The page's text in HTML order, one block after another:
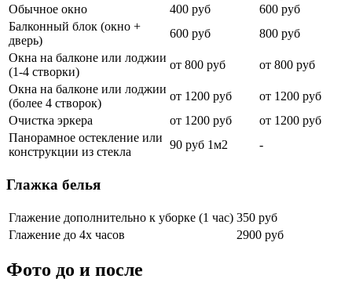
Обычное окно
400 руб
600 руб
Балконный блок (окно +
дверь)
600 руб
800 руб
Окна на балконе или лоджии
(1-4 створки)
от 800 руб
от 800 руб
Окна на балконе или лоджии
(более 4 створок)
от 1200 руб
от 1200 руб
Очистка эркера
от 1200 руб
от 1200 руб
Панорамное остекление или
конструкции из стекла
90 руб 1м2 -
Глажка белья
Глажение дополнительно к уборке (1 час) 350 руб
Глажение до 4х часов
2900 руб
Фото до и после